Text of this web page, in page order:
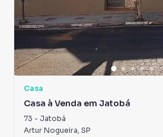
Casa
Casa à Venda em Jatobá
73 - Jatobá
Artur Nogueira, SP